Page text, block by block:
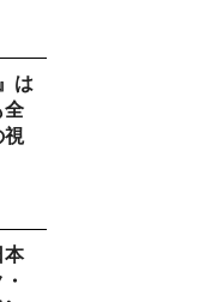
は
全
視
本